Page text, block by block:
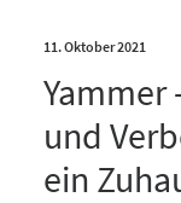
11. Oktober 2021
Yammer
und
ein